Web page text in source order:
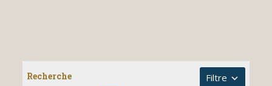
Recherche Filtre